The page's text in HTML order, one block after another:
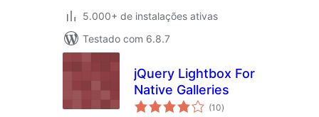
5.000+ de instalações ativas
Testado com 6.8.7
jQuery Lightbox For
Native Galleries
(10total
de
)